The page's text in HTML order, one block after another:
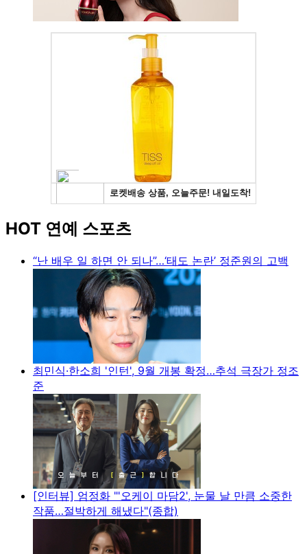
HOT 연예 스포츠
“난 배우 일 하면 안 되나”…‘태도 논란’ 정준원의 고백
최민식·한소희 '인턴', 9월 개봉 확정…추석 극장가 정조
준
[인터뷰] 엄정화 "'오케이 마담2', 눈물 날 만큼 소중한
작품…절박하게 해냈다"(종합)